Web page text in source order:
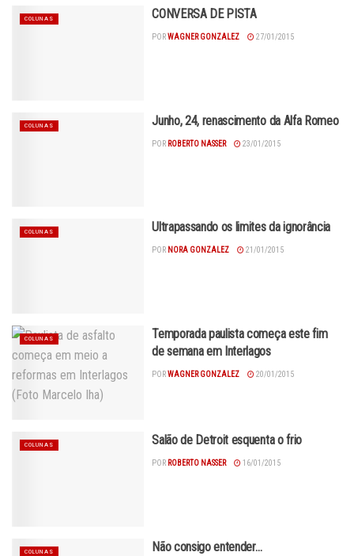
COLUNAS CONVERSA DE PISTA
PORWAGNER GONZALEZ 27/01/2015
COLUNAS Junho, 24, renascimento da Alfa Romeo
POR ROBERTO NASSER 23/01/2015
COLUNAS Ultrapassando os limites da ignorância
POR NORA GONZALEZ 21/01/2015
COLUNAS
Temporada paulista começa este fim
de semana em Interlagos
PORWAGNER GONZALEZ 20/01/2015
COLUNAS Salão de Detroit esquenta o frio
POR ROBERTO NASSER 16/01/2015
COLUNAS Não consigo entender…